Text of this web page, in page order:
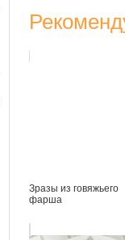
Зразы из говяжьего
фарша